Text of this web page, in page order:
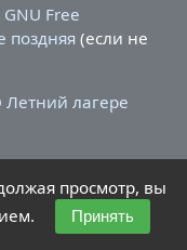
GNU Free
поздняя(если не
Летний лагере
просмотр, вы
Принять